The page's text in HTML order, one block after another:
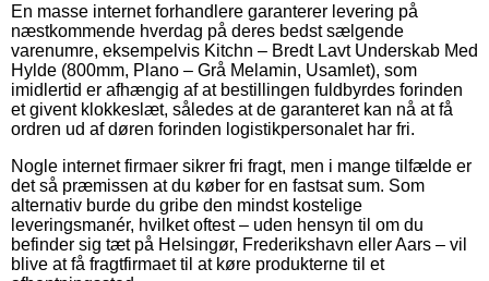
En masse internet forhandlere garanterer levering på
næstkommende hverdag på deres bedst sælgende
varenumre, eksempelvis Kitchn – Bredt Lavt Underskab Med
Hylde (800mm, Plano – Grå Melamin, Usamlet), som
imidlertid er afhængig af at bestillingen fuldbyrdes forinden
et givent klokkeslæt, således at de garanteret kan nå at få
ordren ud af døren forinden logistikpersonalet har fri.
Nogle internet firmaer sikrer fri fragt, men i mange tilfælde er
det så præmissen at du køber for en fastsat sum. Som
alternativ burde du gribe den mindst kostelige
leveringsmanér, hvilket oftest – uden hensyn til om du
befinder sig tæt på Helsingør, Frederikshavn eller Aars – vil
blive at få fragtfirmaet til at køre produkterne til et